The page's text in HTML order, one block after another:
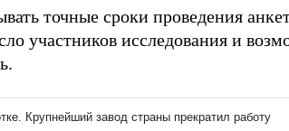
точные сроки проведения
участников исследования и